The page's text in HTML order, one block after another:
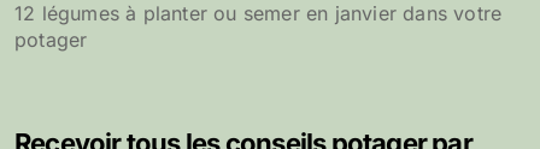
12 légumes à planter ou semer en janvier dans votre
potager